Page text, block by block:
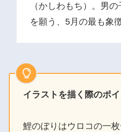
（かしわもち）。男
を願う、5月の最も象
イラストを描く際のポイ
鯉のぼりはウロコの一